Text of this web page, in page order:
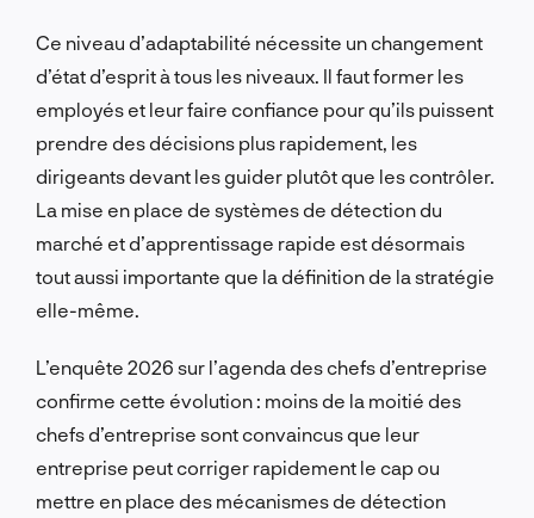
Ce niveau d’adaptabilité nécessite un changement
d’état d’esprit à tous les niveaux. Il faut former les
employés et leur faire confiance pour qu’ils puissent
prendre des décisions plus rapidement, les
dirigeants devant les guider plutôt que les contrôler.
La mise en place de systèmes de détection du
marché et d’apprentissage rapide est désormais
tout aussi importante que la définition de la stratégie
elle-même.
L’enquête 2026 sur l’agenda des chefs d’entreprise
confirme cette évolution : moins de la moitié des
chefs d’entreprise sont convaincus que leur
entreprise peut corriger rapidement le cap ou
mettre en place des mécanismes de détection